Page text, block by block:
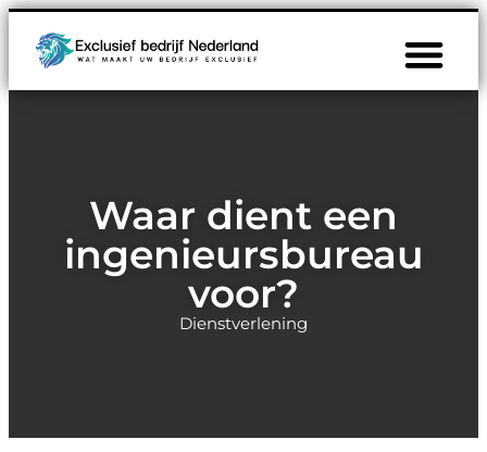
Waar dient een
ingenieursbureau
voor?
Dienstverlening